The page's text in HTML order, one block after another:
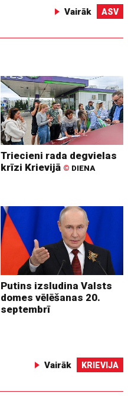
Vairāk ASV
Triecieni rada degvielas
krīzi Krievijā © DIENA
Putins izsludina Valsts
domes vēlēšanas 20.
septembrī
Vairāk KRIEVIJA